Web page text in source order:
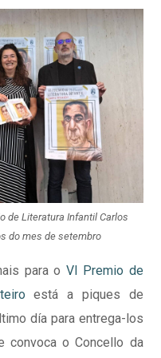
de Literatura Infantil Carlos
do mes de setembro
para o VI Premio de
está a piques de
día para entrega-los
convoca o Concello da